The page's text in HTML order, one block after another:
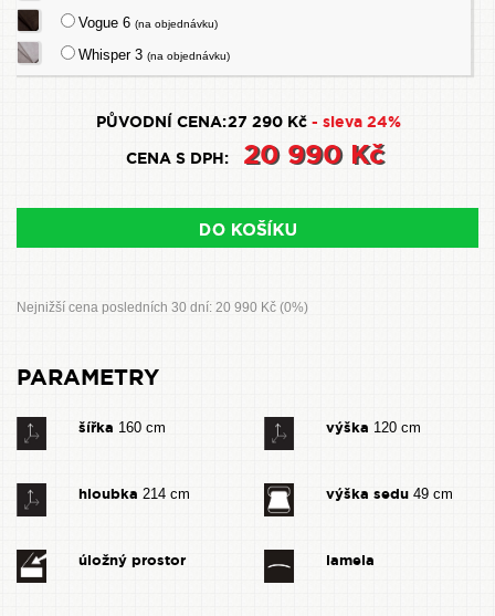
Vogue 6(na objednávku)
Whisper 3(na objednávku)
PŮVODNÍ CENA:27 290 Kč - sleva 24%
CENA S DPH:
20 990 Kč
Nejnižší cena posledních 30 dní: 20 990 Kč (0%)
PARAMETRY
šířka 160 cm výška 120 cm
hloubka 214 cm výška sedu 49 cm
úložný prostor lamela